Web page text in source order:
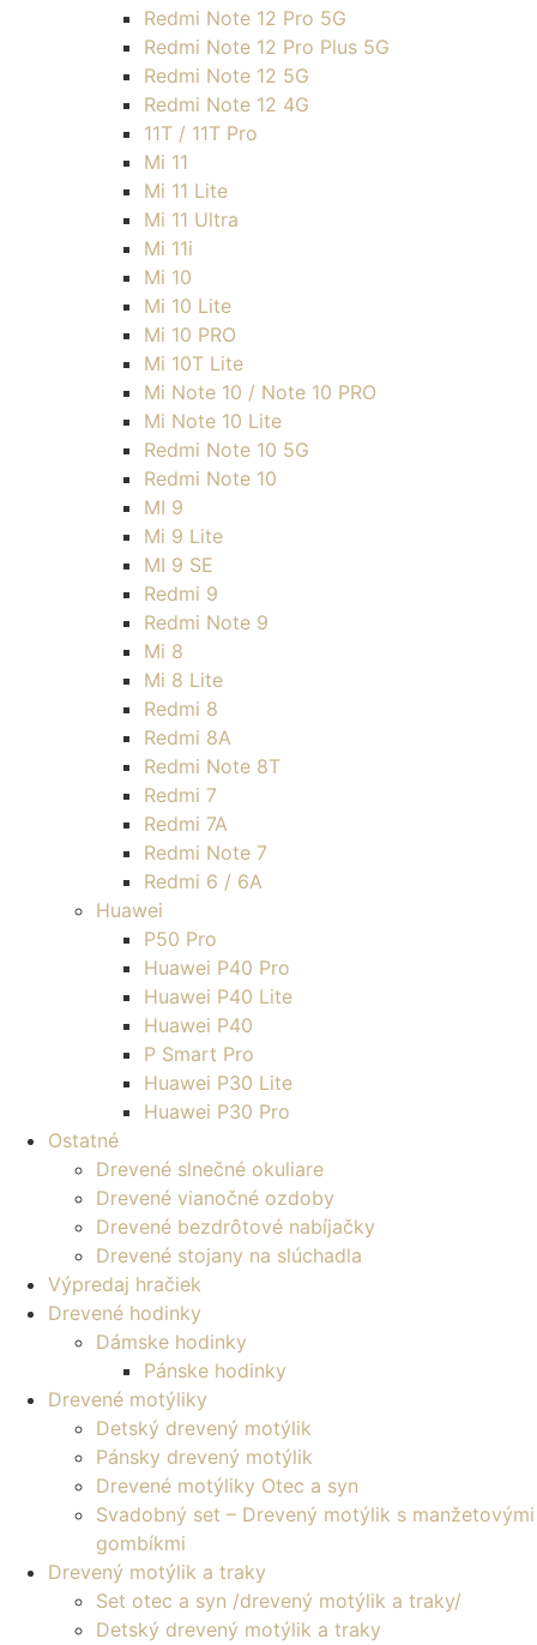
Redmi Note 12 Pro 5G
Redmi Note 12 Pro Plus 5G
Redmi Note 12 5G
Redmi Note 12 4G
11T / 11T Pro
Mi 11
Mi 11 Lite
Mi 11 Ultra
Mi 11i
Mi 10
Mi 10 Lite
Mi 10 PRO
Mi 10T Lite
Mi Note 10 / Note 10 PRO
Mi Note 10 Lite
Redmi Note 10 5G
Redmi Note 10
MI 9
Mi 9 Lite
MI 9 SE
Redmi 9
Redmi Note 9
Mi 8
Mi 8 Lite
Redmi 8
Redmi 8A
Redmi Note 8T
Redmi 7
Redmi 7A
Redmi Note 7
Redmi 6 / 6A
Huawei
P50 Pro
Huawei P40 Pro
Huawei P40 Lite
Huawei P40
P Smart Pro
Huawei P30 Lite
Huawei P30 Pro
Ostatné
Drevené slnečné okuliare
Drevené vianočné ozdoby
Drevené bezdrôtové nabíjačky
Drevené stojany na slúchadla
Výpredaj hračiek
Drevené hodinky
Dámske hodinky
Pánske hodinky
Drevené motýliky
Detský drevený motýlik
Pánsky drevený motýlik
Drevené motýliky Otec a syn
Svadobný set – Drevený motýlik s manžetovými
gombíkmi
Drevený motýlik a traky
Set otec a syn /drevený motýlik a traky/
Detský drevený motýlik a traky